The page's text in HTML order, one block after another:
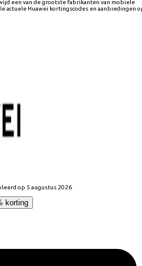
een van de grootste fabrikanten van mobiele
actuele Huawei kortingscodes en aanbiedingen
op 5 augustus 2026
korting